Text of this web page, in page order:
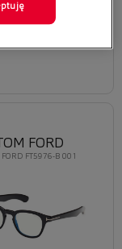
FORD FT5976-B 001
FORD